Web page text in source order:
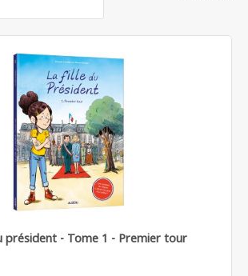
président - Tome 1 - Premier tour